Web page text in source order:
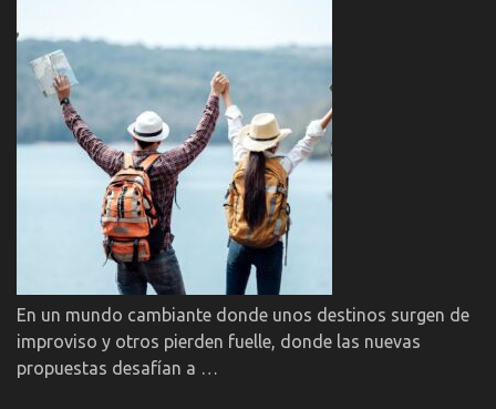
En un mundo cambiante donde unos destinos surgen de
improviso y otros pierden fuelle, donde las nuevas
propuestas desafían a …